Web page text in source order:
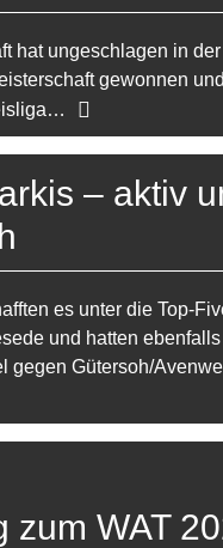
hat ungeschlagen in der
gewonnen
– aktiv
es unter die Top-
und hatten
gegen Gütersoh/
zum WAT